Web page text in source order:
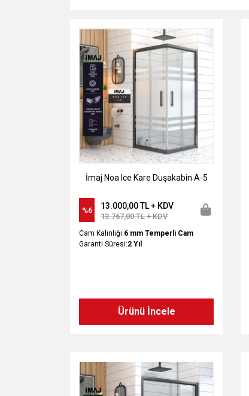
İmaj Noa Ice Kare Duşakabin A-5
%6 13.000,00 TL + KDV
13.767,00 TL + KDV
Cam Kalınlığı:6 mm Temperli Cam
Garanti Süresi:2 Yıl
Ürünü İncele